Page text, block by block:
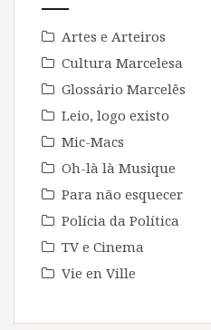
Artes e Arteiros
Cultura Marcelesa
Glossário Marcelês
Leio, logo existo
Mic-Macs
Oh-là là Musique
Para não esquecer
Polícia da Política
TV e Cinema
Vie en Ville